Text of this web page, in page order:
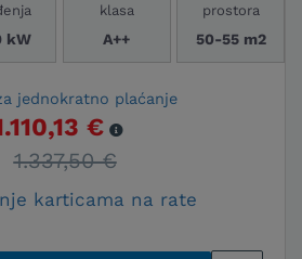
kW
klasa
A++
prostora
50-55 m2
jednokratno plaćanje
€
1.337,50 €
karticama na rate